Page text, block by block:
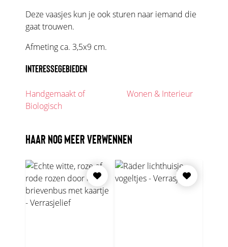
Deze vaasjes kun je ook sturen naar iemand die
gaat trouwen.
Afmeting ca. 3,5x9 cm.
INTERESSEGEBIEDEN
Handgemaakt of
Biologisch
Wonen & Interieur
HAAR NOG MEER VERWENNEN